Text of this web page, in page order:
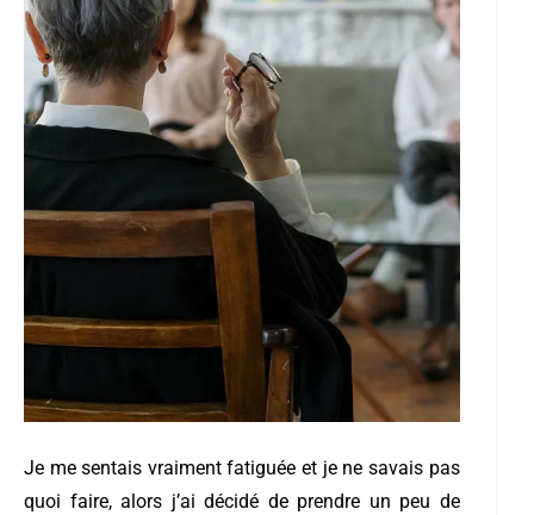
Je me sentais vraiment fatiguée et je ne savais pas
quoi faire, alors j’ai décidé de prendre un peu de